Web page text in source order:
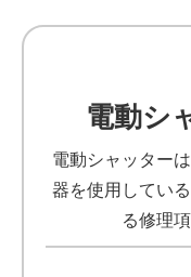
電動シ
電動シャッター
器を使用してい
る修理